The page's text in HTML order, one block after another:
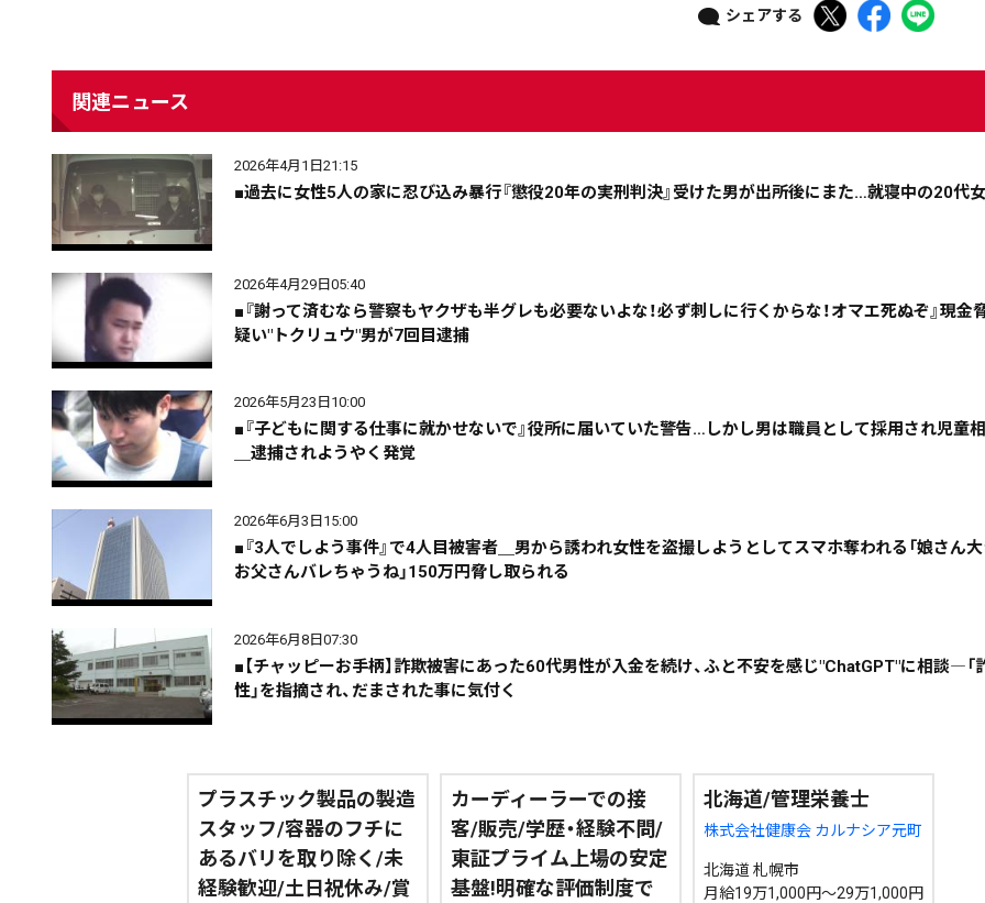
シェアする
関連ニュース
2026年4月1日21:15
■過去に女性5人の家に忍び込み暴行『懲役20年の実刑判決』受けた男が出所後にまた…就寝中の20代
2026年4月29日05:40
■『謝って済むなら警察もヤクザも半グレも必要ないよな！必ず刺しに行くからな！オマエ死ぬぞ』現金
疑い"トクリュウ"男が7回目逮捕
2026年5月23日10:00
■『子どもに関する仕事に就かせないで』役所に届いていた警告…しかし男は職員として採用され児童
＿逮捕されようやく発覚
2026年6月3日15:00
■『3人でしよう事件』で4人目被害者＿男から誘われ女性を盗撮しようとしてスマホ奪われる「娘さん大
お父さんバレちゃうね」150万円脅し取られる
2026年6月8日07:30
■【チャッピーお手柄】詐欺被害にあった60代男性が入金を続け、ふと不安を感じ"ChatGPT"に相談―「
性」を指摘され、だまされた事に気付く
プラスチック製品の製造
スタッフ/容器のフチに
あるバリを取り除く/未
経験歓迎/土日祝休み/賞
カーディーラーでの接
客/販売/学歴・経験不問/
東証プライム上場の安定
基盤!明確な評価制度で
北海道/管理栄養士
株式会社健康会 カルナシア元町
北海道 札幌市
月給19万1,000円～29万1,000円
カテゴリ
エリア 道北 道央 道南 道東 全道 道外
絞り込み検索
カテゴリで絞る